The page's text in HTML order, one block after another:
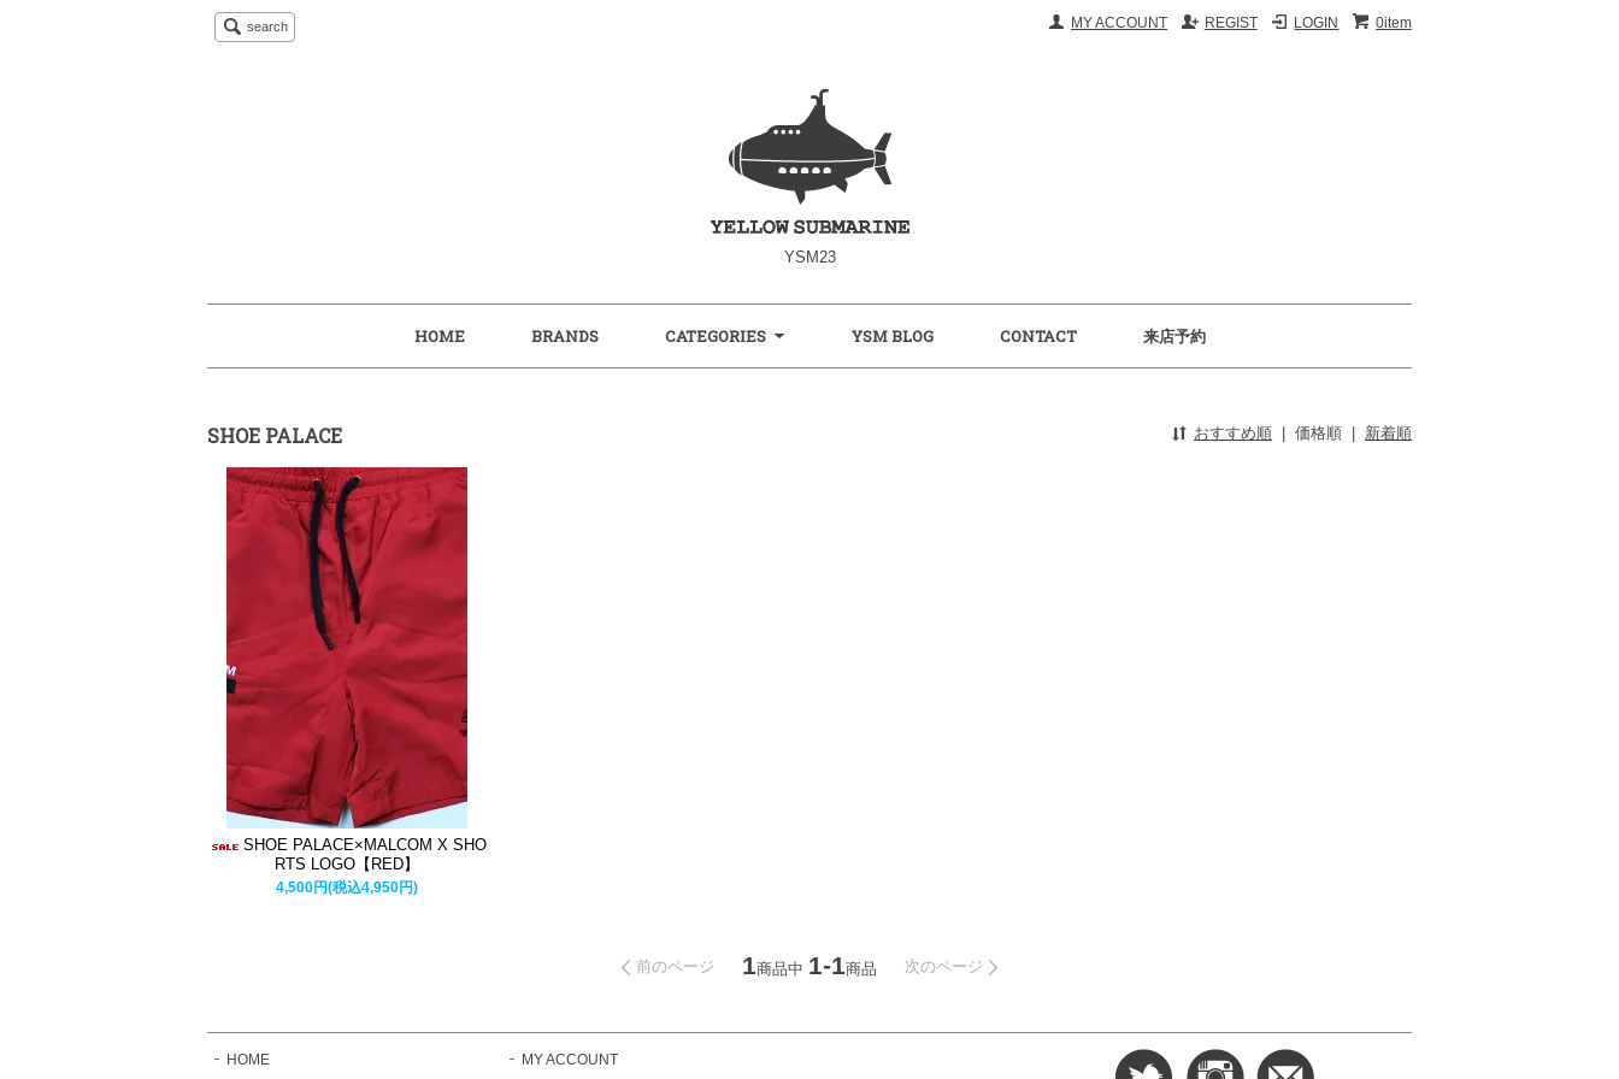
0item
LOGIN
REGIST
MY ACCOUNT
search
YSM23
HOME BRANDS CATEGORIES YSM BLOG CONTACT 来店予約
SHOE PALACE おすすめ順 | 価格順 | 新着順
SHOE PALACE×MALCOM X SHO
RTS LOGO【RED】
4,500円(税込4,950円)
前のページ 1商品中 1-1商品 次のページ
HOME MY ACCOUNT